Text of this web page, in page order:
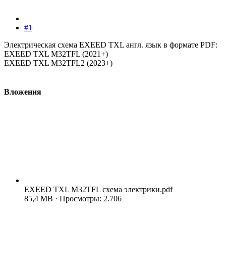
#1
Электрическая схема EXEED TXL англ. язык в формате PDF:
EXEED TXL M32TFL (2021+)
EXEED TXL M32TFL2 (2023+)
Вложения
EXEED TXL M32TFL схема электрики.pdf
85,4 MB · Просмотры: 2.706